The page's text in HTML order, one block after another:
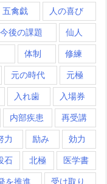
五禽戯 人の喜び
今後の課題 仙人
体制 修練
元の時代 元極
入れ歯 入場券
内部疾患 再受講
力 励み 効力
石 北極 医学書
を推進 受け取り